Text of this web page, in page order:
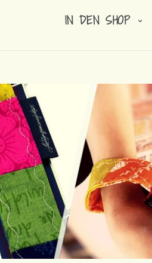
IN DEN SHOP